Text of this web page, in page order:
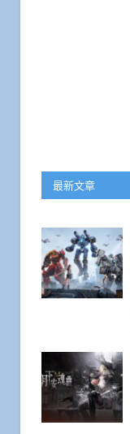
最新文章